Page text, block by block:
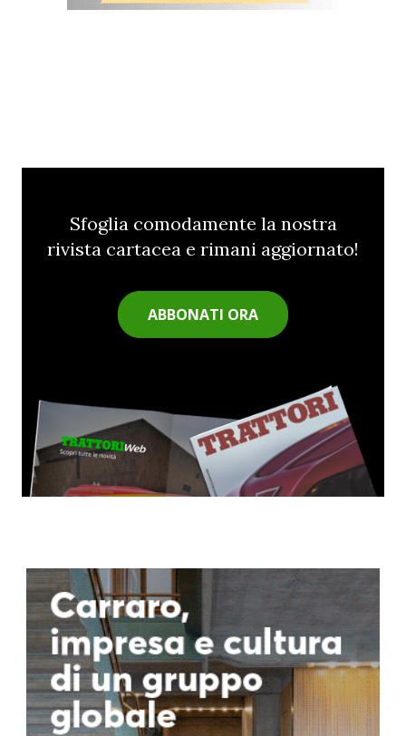
Sfoglia comodamente la nostra
rivista cartacea e rimani aggiornato!
ABBONATI ORA